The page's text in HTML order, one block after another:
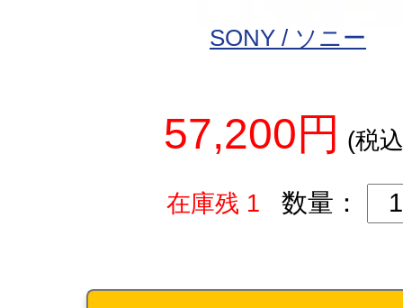
SONY / ソニー
57,200円 (税
在庫残 1 数量：